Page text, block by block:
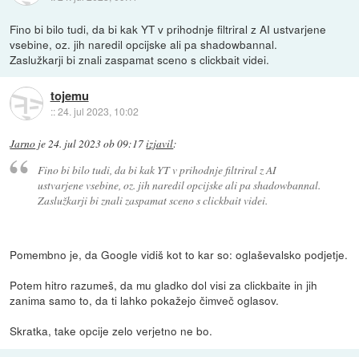
Fino bi bilo tudi, da bi kak YT v prihodnje filtriral z AI ustvarjene
vsebine, oz. jih naredil opcijske ali pa shadowbannal.
Zaslužkarji bi znali zaspamat sceno s clickbait videi.
tojemu
::24. jul 2023, 10:02
Jarno je24. jul 2023 ob 09:17izjavil:
Fino bi bilo tudi, da bi kak YT v prihodnje filtriral z AI
ustvarjene vsebine, oz. jih naredil opcijske ali pa shadowbannal.
Zaslužkarji bi znali zaspamat sceno s clickbait videi.
Pomembno je, da Google vidiš kot to kar so: oglaševalsko podjetje.
Potem hitro razumeš, da mu gladko dol visi za clickbaite in jih
zanima samo to, da ti lahko pokažejo čimveč oglasov.
Skratka, take opcije zelo verjetno ne bo.